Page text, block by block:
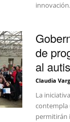
innovación.
de
al
Claudia
La
contempla
permitirán